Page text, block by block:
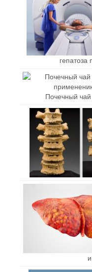
Почечный